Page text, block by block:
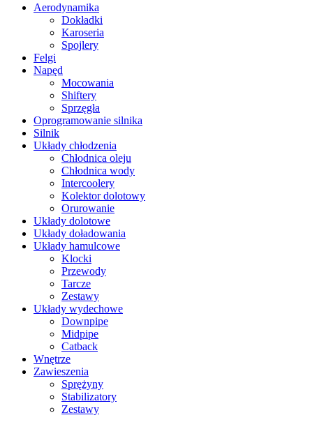
Aerodynamika
Dokładki
Karoseria
Spojlery
Felgi
Napęd
Mocowania
Shiftery
Sprzęgła
Oprogramowanie silnika
Silnik
Układy chłodzenia
Chłodnica oleju
Chłodnica wody
Intercoolery
Kolektor dolotowy
Orurowanie
Układy dolotowe
Układy doładowania
Układy hamulcowe
Klocki
Przewody
Tarcze
Zestawy
Układy wydechowe
Downpipe
Midpipe
Catback
Wnętrze
Zawieszenia
Sprężyny
Stabilizatory
Zestawy